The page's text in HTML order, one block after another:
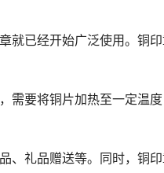
已经开始广泛使用。铜印
要将铜片加热至一定温
礼品赠送等。同时，铜